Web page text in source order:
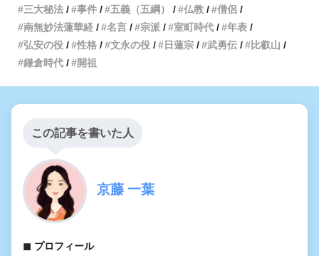
三大秘法
事件 五義（五綱） 仏教
僧侶
南無妙法蓮華経
名言 宗派 室町時代
年表
弘安の役
性格 文永の役 日蓮宗 武勇伝
比叡山
鎌倉時代
開祖
この記事を書いた人
京藤 一葉
◼︎ プロフィール